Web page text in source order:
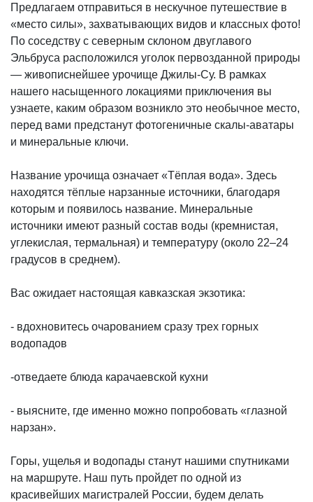
Предлагаем отправиться в нескучное путешествие в
«место силы», захватывающих видов и классных фото!
По соседству с северным склоном двуглавого
Эльбруса расположился уголок первозданной природы
— живописнейшее урочище Джилы-Су. В рамках
нашего насыщенного локациями приключения вы
узнаете, каким образом возникло это необычное место,
перед вами предстанут фотогеничные скалы-аватары
и минеральные ключи.
Название урочища означает «Тёплая вода». Здесь
находятся тёплые нарзанные источники, благодаря
которым и появилось название. Минеральные
источники имеют разный состав воды (кремнистая,
углекислая, термальная) и температуру (около 22–24
градусов в среднем).
Вас ожидает настоящая кавказская экзотика:
- вдохновитесь очарованием сразу трех горных
водопадов
-отведаете блюда карачаевской кухни
- выясните, где именно можно попробовать «глазной
нарзан».
Горы, ущелья и водопады станут нашими спутниками
на маршруте. Наш путь пройдет по одной из
красивейших магистралей России, будем делать